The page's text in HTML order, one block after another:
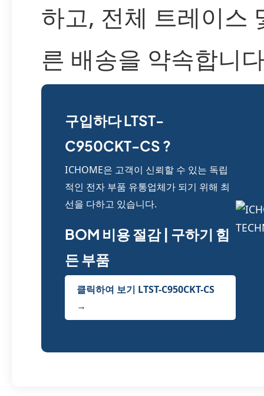
하고, 전체 트레이스
른 배송을 약속합니
구입하다 LTST-
C950CKT-CS ?
ICHOME은 고객이 신뢰할 수 있는 독립
적인 전자 부품 유통업체가 되기 위해 최
선을 다하고 있습니다.
BOM 비용 절감 | 구하기 힘
든 부품
클릭하여 보기 LTST-C950CKT-CS
→